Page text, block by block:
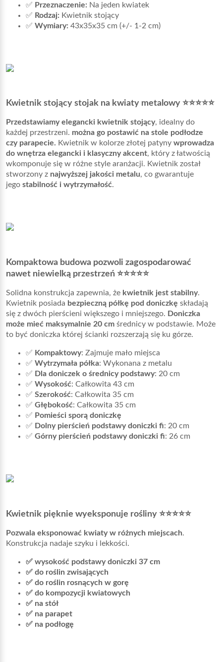
✅ Przeznaczenie: Na jeden kwiatek
✅ Rodzaj: Kwietnik stojący
✅ Wymiary: 43x35x35 cm (+/- 1-2 cm)
Kwietnik stojący stojak na kwiaty metalowy ⭐⭐⭐⭐⭐
Przedstawiamy elegancki kwietnik stojący, idealny do
każdej przestrzeni. można go postawić na stole podłodze
czy parapecie. Kwietnik w kolorze złotej patyny wprowadza
do wnętrza elegancki i klasyczny akcent, który z łatwością
wkomponuje się w różne style aranżacji. Kwietnik został
stworzony z najwyższej jakości metalu, co gwarantuje
jego stabilność i wytrzymałość.
Kompaktowa budowa pozwoli zagospodarować
nawet niewielką przestrzeń ⭐⭐⭐⭐⭐
Solidna konstrukcja zapewnia, że kwietnik jest stabilny.
Kwietnik posiada bezpieczną półkę pod doniczkę składają
się z dwóch pierścieni większego i mniejszego. Doniczka
może mieć maksymalnie 20 cm średnicy w podstawie. Może
to być doniczka której ścianki rozszerzają się ku górze.
✅ Kompaktowy: Zajmuje mało miejsca
✅ Wytrzymała półka: Wykonana z metalu
✅ Dla doniczek o średnicy podstawy: 20 cm
✅ Wysokość: Całkowita 43 cm
✅ Szerokość: Całkowita 35 cm
✅ Głębokość: Całkowita 35 cm
✅ Pomieści sporą doniczkę
✅ Dolny pierścień podstawy doniczki fi: 20 cm
✅ Górny pierścień podstawy doniczki fi: 26 cm
Kwietnik pięknie wyeksponuje rośliny ⭐⭐⭐⭐⭐
Pozwala eksponować kwiaty w różnych miejscach.
Konstrukcja nadaje szyku i lekkości.
✅ wysokość podstawy doniczki 37 cm
✅ do roślin zwisających
✅ do roślin rosnących w gorę
✅ do kompozycji kwiatowych
✅ na stół
✅ na parapet
✅ na podłogę